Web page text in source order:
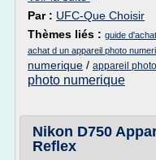
Par : UFC-Que Choisir
Thèmes liés : guide
achat d un appareil photo
numerique / appareil
photo numerique
Nikon D750
Reflex